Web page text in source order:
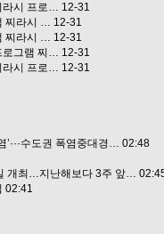
라​시 프로… 12-31
찌라​시 … 12-31
찌라​시 … 12-31
로​그램 찌… 12-31
라​시 프로… 12-31
수도권 폭염중대경… 02:48
개최…지난해보다 3주 앞…
02:41